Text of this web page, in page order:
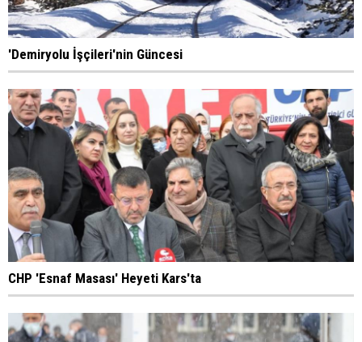
'Demiryolu İşçileri'nin Güncesi
CHP 'Esnaf Masası' Heyeti Kars'ta